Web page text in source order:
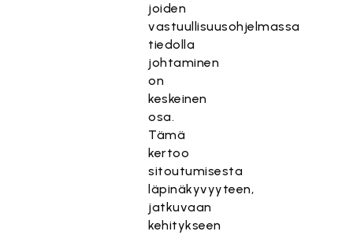
joiden
vastuullisuusohjelmassa
tiedolla
johtaminen
on
keskeinen
osa.
Tämä
kertoo
sitoutumisesta
läpinäkyvyyteen,
jatkuvaan
kehitykseen